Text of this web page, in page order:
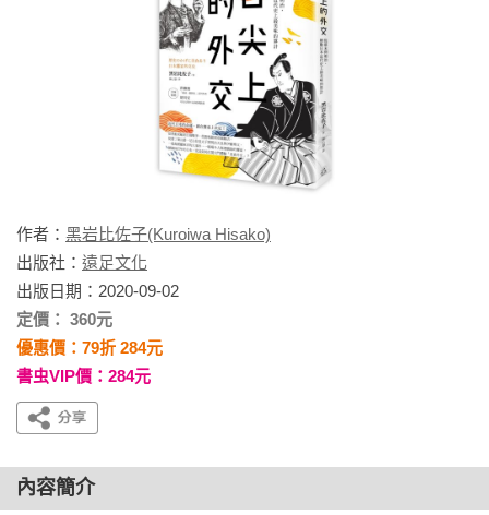
作者： 黑岩比佐子(Kuroiwa Hisako)
出版社： 遠足文化
出版日期：2020-09-02
定價： 360元
優惠價：79折 284元
書虫VIP價：284元
內容簡介